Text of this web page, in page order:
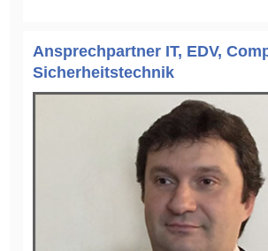
Ansprechpartner IT, EDV,
Sicherheitstechnik